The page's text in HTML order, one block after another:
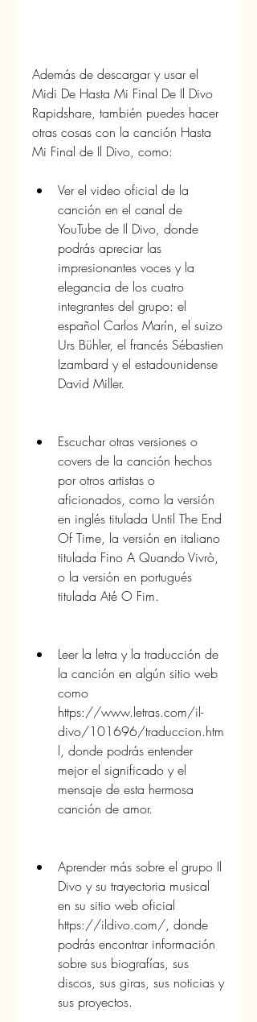
Además de descargar y usar el
Midi De Hasta Mi Final De Il Divo
Rapidshare, también puedes hacer
otras cosas con la canción Hasta
Mi Final de Il Divo, como:
Ver el video oficial de la
canción en el canal de
YouTube de Il Divo, donde
podrás apreciar las
impresionantes voces y la
elegancia de los cuatro
integrantes del grupo: el
español Carlos Marín, el suizo
Urs Bühler, el francés Sébastien
Izambard y el estadounidense
David Miller.
Escuchar otras versiones o
covers de la canción hechos
por otros artistas o
aficionados, como la versión
en inglés titulada Until The End
Of Time, la versión en italiano
titulada Fino A Quando Vivrò,
o la versión en portugués
titulada Até O Fim.
Leer la letra y la traducción de
la canción en algún sitio web
como
https://www.letras.com/il-
divo/101696/traduccion.htm
l, donde podrás entender
mejor el significado y el
mensaje de esta hermosa
canción de amor.
Aprender más sobre el grupo Il
Divo y su trayectoria musical
en su sitio web oficial
https://ildivo.com/, donde
podrás encontrar información
sobre sus biografías, sus
discos, sus giras, sus noticias y
sus proyectos.